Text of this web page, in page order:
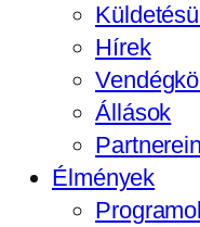
Hírek
Állások
Élmények